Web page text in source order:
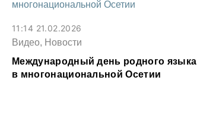
11:14 21.02.2026
Видео, Новости
Международный день родного языка
в многонациональной Осетии